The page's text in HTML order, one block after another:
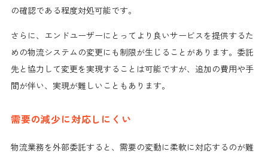
の確認である程度対処可能です。
さらに、エンドユーザーにとってより良いサービスを提供するた
めの物流システムの変更にも制限が生じることがあります。委託
先と協力して変更を実現することは可能ですが、追加の費用や手
間が伴い、実現が難しいこともあります。
需要の減少に対応しにくい
物流業務を外部委託すると、需要の変動に柔軟に対応するのが難